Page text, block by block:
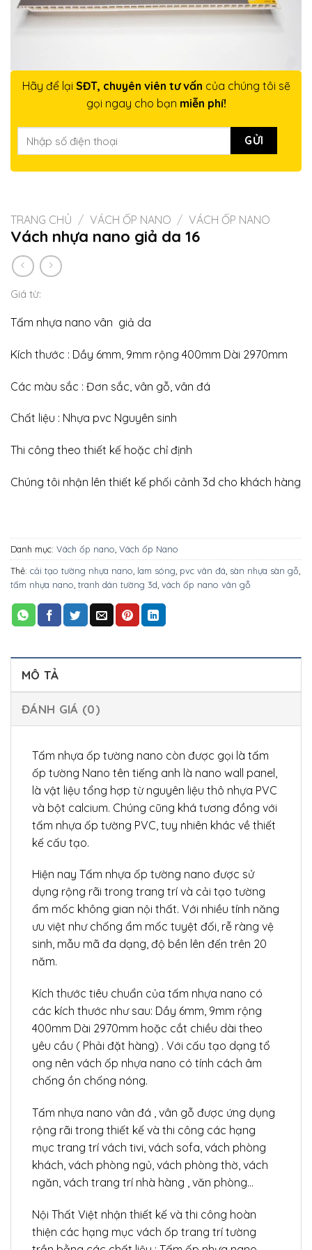
Hãy để lại SĐT, chuyên viên tư vấn của chúng tôi sẽ
gọi ngay cho bạn miễn phí!
TRANG CHỦ / VÁCH ỐP NANO / VÁCH ỐP NANO
Vách nhựa nano giả da 16
Giá từ:
Tấm nhựa nano vân giả da
Kích thước : Dầy 6mm, 9mm rộng 400mm Dài 2970mm
Các màu sắc : Đơn sắc, vân gỗ, vân đá
Chất liệu : Nhựa pvc Nguyên sinh
Thi công theo thiết kế hoặc chỉ định
Chúng tôi nhận lên thiết kế phối cảnh 3d cho khách hàng
Danh mục: Vách ốp nano Vách ốp Nano
Thẻ: cải tạo tường nhựa nano lam sóng pvc vân đá sàn nhựa sàn gỗ
tấm nhựa nano tranh dán tường 3d vách ốp nano vân gỗ
MÔ TẢ
ĐÁNH GIÁ (0)
Tấm nhựa ốp tường nano còn được gọi là tấm
ốp tường Nano tên tiếng anh là nano wall panel,
là vật liệu tổng hợp từ nguyên liệu thô nhựa PVC
và bột calcium. Chúng cũng khá tương đồng với
tấm nhựa ốp tường PVC, tuy nhiên khác về thiết
kế cấu tạo.
Hiện nay Tấm nhựa ốp tường nano được sử
dụng rộng rãi trong trang trí và cải tạo tường
ẩm mốc không gian nội thất. Với nhiều tính năng
ưu việt như chống ẩm mốc tuyệt đối, rễ ràng vệ
sinh, mẫu mã đa dạng, độ bền lên đến trên 20
năm.
Kích thước tiêu chuẩn của tấm nhựa nano có
các kích thước như sau: Dầy 6mm, 9mm rộng
400mm Dài 2970mm hoặc cắt chiều dài theo
yêu cầu ( Phải đặt hàng) . Với cấu tạo dạng tổ
ong nên vách ốp nhựa nano có tính cách âm
chống ồn chống nóng.
Tấm nhựa nano vân đá , vân gỗ được ứng dụng
rộng rãi trong thiết kế và thi công các hạng
mục trang trí vách tivi, vách sofa, vách phòng
khách, vách phòng ngủ, vách phòng thờ, vách
ngăn, vách trang trí nhà hàng , văn phòng…
Nội Thất Việt nhận thiết kế và thi công hoàn
thiện các hạng mục vách ốp trang trí tường